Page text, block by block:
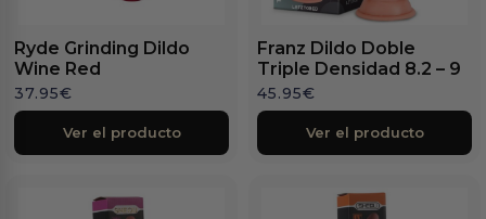
Ryde Grinding Dildo
Wine Red
37.95€
Ver el producto
Franz Dildo Doble
Triple Densidad 8.2 – 9
45.95€
Ver el producto